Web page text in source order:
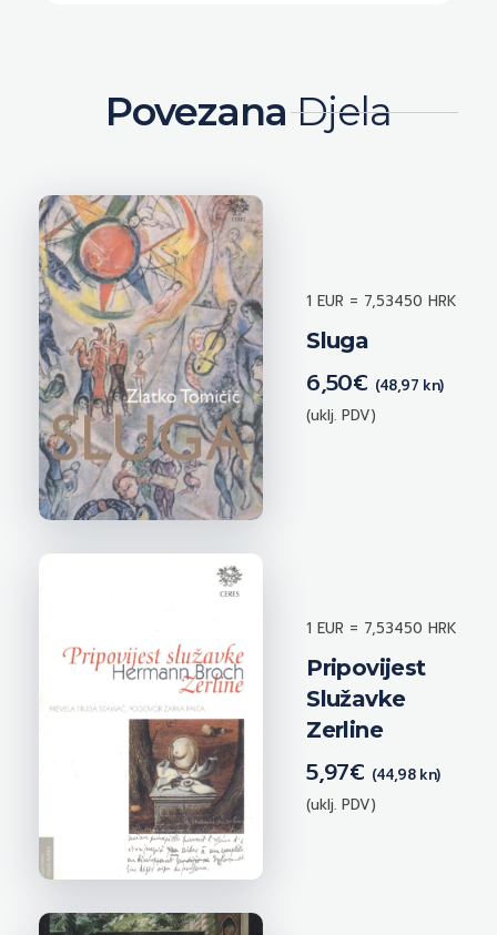
PovezanaDjela
Sluga
6,50€ (48,97 kn)
(uklj. PDV)
1 EUR = 7,53450 HRK
Pripovijest
Služavke
Zerline
5,97€ (44,98 kn)
(uklj. PDV)
1 EUR = 7,53450 HRK